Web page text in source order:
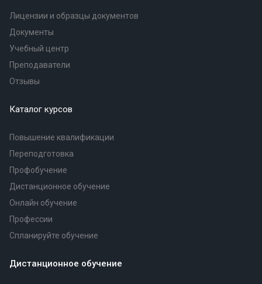
Лицензии и образцы документов
Документы
Учебный центр
Преподаватели
Отзывы
Каталог курсов
Повышение квалификации
Переподготовка
Профобучение
Дистанционное обучение
Онлайн обучение
Профессии
Спланируйте обучение
Дистанционное обучение